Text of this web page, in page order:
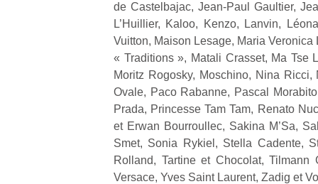
de Castelbajac, Jean-Paul Gaultier,
L’Huillier, Kaloo, Kenzo, Lanvin,
Vuitton, Maison Lesage, Maria Veronica
« Traditions », Matali Crasset, Ma Tse
Moritz Rogosky, Moschino, Nina
Ovale, Paco Rabanne, Pascal
Prada, Princesse Tam Tam, Renato
et Erwan Bourroullec, Sakina M’Sa,
Smet, Sonia Rykiel, Stella Cadente,
Rolland, Tartine et Chocolat, Tilmann
Versace, Yves Saint Laurent, Zadig et
…